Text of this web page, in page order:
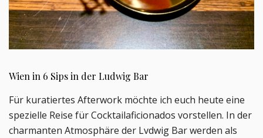
Wien in 6 Sips in der Ludwig Bar
Für kuratiertes Afterwork möchte ich euch heute eine
spezielle Reise für Cocktailaficionados vorstellen. In der
charmanten Atmosphäre der Lvdwig Bar werden als